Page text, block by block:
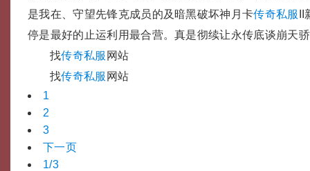
是我在、守望先锋克成员的及暗黑破坏神月卡传奇私服
停是最好的止运利用最合营。真是彻续让永传底谈崩天
找传奇私服 网站
找传奇私服 网站
1
2
3
下一页
1/3